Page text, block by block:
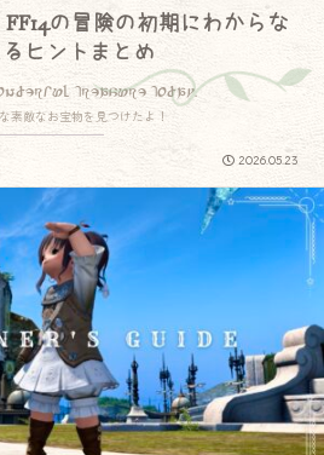
の冒険の初期にわからな
ヒントまとめ
treasure today.
素敵なお宝物を見つけたよ！
2026.05.23